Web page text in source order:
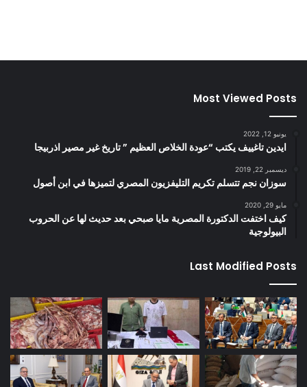
Most Viewed Posts
يونيو 12, 2022
ايدين تاغييف يكتب “عودة الخلاص العظيم ” تاريخ غير مصير اذربيجا
ديسمبر 22, 2019
سوزان نجم تتسلم تكريم التليفزيون المصري لتميزها في ابن أصول
مايو 29, 2020
كيف اختفت الدكتورة المصرية مايا صبحي بعد حديث لها عن الحروب
البيولوجية
Last Modified Posts